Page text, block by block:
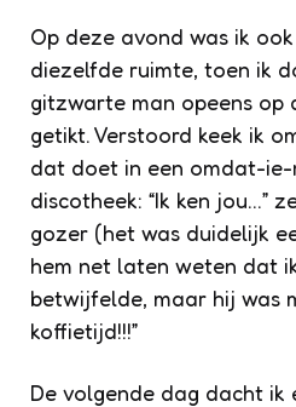
Op deze avond was ik
diezelfde ruimte, toen ik
gitzwarte man opeens op
getikt. Verstoord keek ik
dat doet in een omdat-
discotheek: “Ik ken jou…”
gozer (het was duidelijk
hem net laten weten dat
betwijfelde, maar hij was
koffietijd!!!”
De volgende dag dacht